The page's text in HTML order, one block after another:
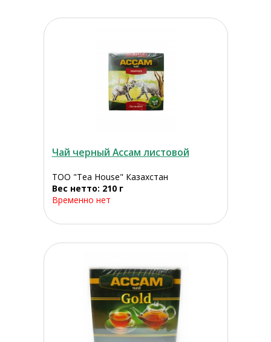
Чай черный Ассам листовой
ТОО "Tea House" Казахстан
Вес нетто: 210 г
Временно нет